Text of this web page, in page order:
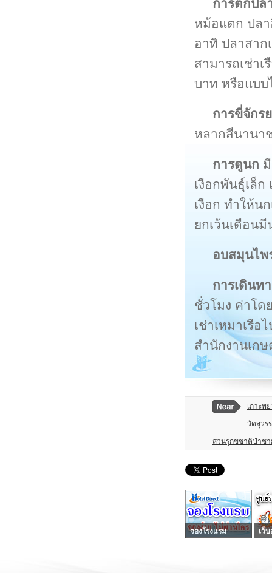
การตกปล
หม้อแตก ปลา
อาทิ ปลาสาก
สามารถเช่า
บาท หรือแบบ
การขี่จักร
หลากสีนานา
การดูนก
เงือกพันธุ์เล็ก
เงือก ทำให้น
ยกเว้นเดือนมี
อบสมุนไพ
การเดินท
ชั่วโมง ค่าโด
เช่าเหมาเรื
สำนักงานเกษ
เกาะพ
วัดสุวร
สวนรุกขชาติป่าชา
จองโรงแรม เว็